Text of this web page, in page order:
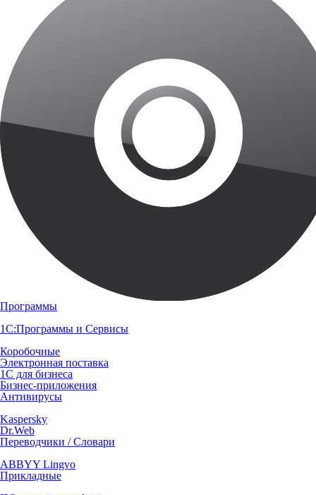
Программы
1С:Программы и Сервисы
Коробочные
Электронная поставка
1С для бизнеса
Бизнес-приложения
Антивирусы
Kaspersky
Dr.Web
Переводчики / Словари
ABBYY Lingvo
Прикладные